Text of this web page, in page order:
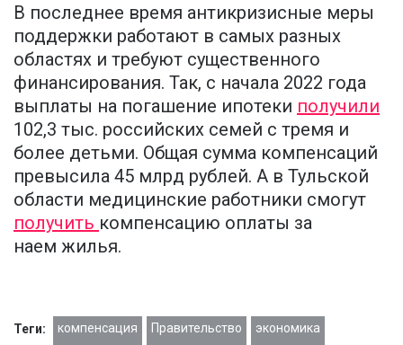
В последнее время антикризисные меры
поддержки работают в самых разных
областях и требуют существенного
финансирования. Так, с начала 2022 года
выплаты на погашение ипотеки получили
102,3 тыс. российских семей с тремя и
более детьми. Общая сумма компенсаций
превысила 45 млрд рублей. А в Тульской
области медицинские работники смогут
получить компенсацию оплаты за
наем жилья.
Теги: компенсация Правительство экономика